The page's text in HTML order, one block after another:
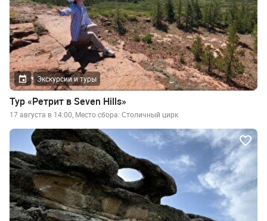
Экскурсии и туры
Тур «Ретрит в Seven Hills»
17 августа в 14:00, Место сбора: Столичный цирк